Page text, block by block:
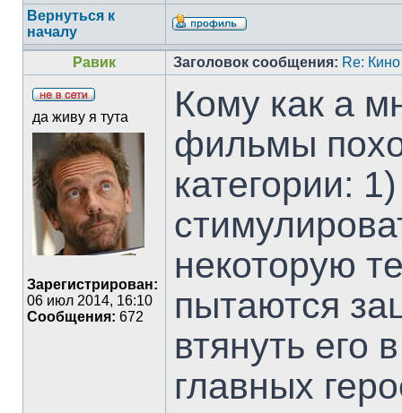
Вернуться к
началу
Равик
Заголовок сообщения: Re: Кино
да живу я тута
Зарегистрирован:
06 июл 2014, 16:10
Сообщения: 672
Кому как а
фильмы
категории:
некоторую
пытаются
втянуть его
главных